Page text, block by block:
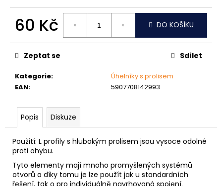
60 Kč
cena:
DO KOŠÍKU
Kategorie:
Úhelníky s prolisem
EAN: 5907708142993
Zeptat se Sdílet
Popis Diskuze
Použití: L profily s hlubokým prolisem jsou vysoce odolné
proti ohybu.
Tyto elementy mají mnoho promyšlených systémů
otvorů a díky tomu je lze použít jak u standardních
řešení, tak o pro individuálně navrhovaná spojení.
u
u
j
e
m
e
ŠESTIHRANNÁ
PŘESNÁ
POZINK
0,10
Kč